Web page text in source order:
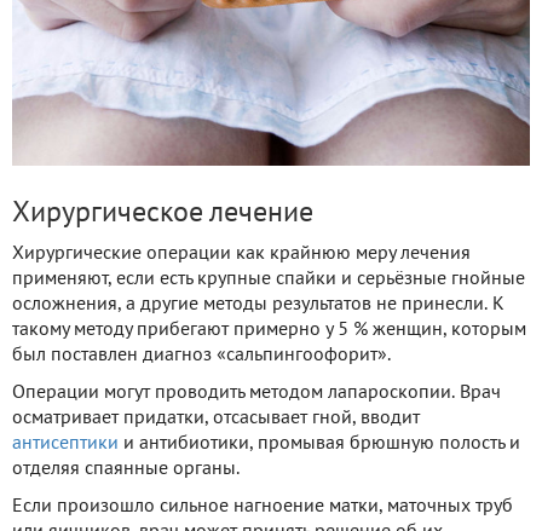
Хирургическое лечение
Хирургические операции как крайнюю меру лечения
применяют, если есть крупные спайки и серьёзные гнойные
осложнения, а другие методы результатов не принесли. К
такому методу прибегают примерно у 5 % женщин, которым
был поставлен диагноз «сальпингоофорит».
Операции могут проводить методом лапароскопии. Врач
осматривает придатки, отсасывает гной, вводит
антисептики и антибиотики, промывая брюшную полость и
отделяя спаянные органы.
Если произошло сильное нагноение матки, маточных труб